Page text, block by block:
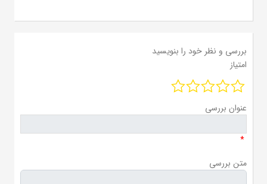
بررسی و نظر خود را بنویسید
امتیاز
عنوان بررسی
*
متن بررسی